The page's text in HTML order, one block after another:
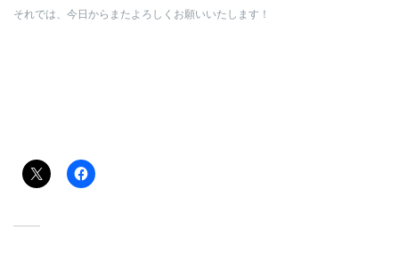
それでは、今日からまたよろしくお願いいたします！